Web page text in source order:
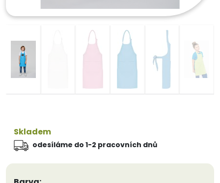
Skladem
odesíláme do 1-2 pracovních dnů